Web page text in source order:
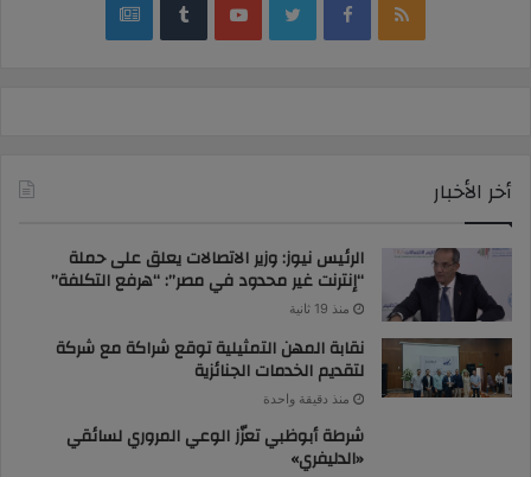
RSS
Facebook
Twitter
YouTube
‏Tumblr
google
أخر الأخبار
الرئيس نيوز: وزير الاتصالات يعلق على حملة
“إنترنت غير محدود في مصر”: “هرفع التكلفة”
منذ 19 ثانية
نقابة المهن التمثيلية توقع شراكة مع شركة
لتقديم الخدمات الجنائزية
منذ دقيقة واحدة
شرطة أبوظبي تعزّز الوعي المروري لسائقي
«الدليفري»